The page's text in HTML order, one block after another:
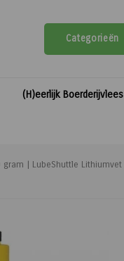
Categorieën
(H)eerlijk Boerderijvlees
gram | LubeShuttle Lithiumvet